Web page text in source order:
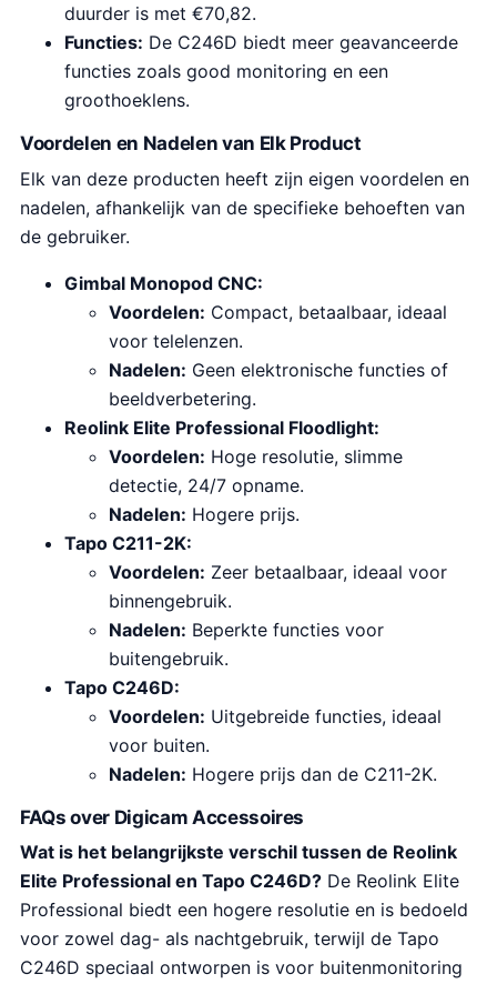
duurder is met €70,82.
Functies: De C246D biedt meer geavanceerde
functies zoals good monitoring en een
groothoeklens.
Voordelen en Nadelen van Elk Product
Elk van deze producten heeft zijn eigen voordelen en
nadelen, afhankelijk van de specifieke behoeften van
de gebruiker.
Gimbal Monopod CNC:
Voordelen: Compact, betaalbaar, ideaal
voor telelenzen.
Nadelen: Geen elektronische functies of
beeldverbetering.
Reolink Elite Professional Floodlight:
Voordelen: Hoge resolutie, slimme
detectie, 24/7 opname.
Nadelen: Hogere prijs.
Tapo C211-2K:
Voordelen: Zeer betaalbaar, ideaal voor
binnengebruik.
Nadelen: Beperkte functies voor
buitengebruik.
Tapo C246D:
Voordelen: Uitgebreide functies, ideaal
voor buiten.
Nadelen: Hogere prijs dan de C211-2K.
FAQs over Digicam Accessoires
Wat is het belangrijkste verschil tussen de Reolink
Elite Professional en Tapo C246D? De Reolink Elite
Professional biedt een hogere resolutie en is bedoeld
voor zowel dag- als nachtgebruik, terwijl de Tapo
C246D speciaal ontworpen is voor buitenmonitoring